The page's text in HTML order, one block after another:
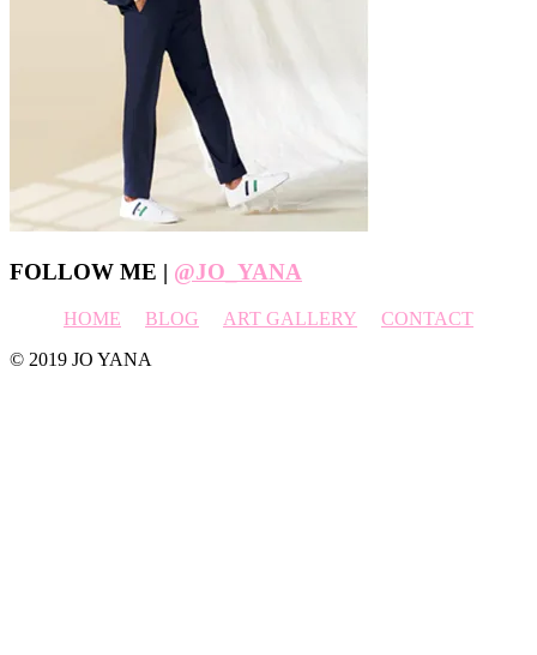
Footer
FOLLOW ME | @JO_YANA
HOME BLOG ART GALLERY
CONTACT
© 2019 JO YANA